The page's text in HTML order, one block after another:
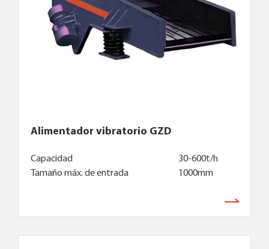
Alimentador vibratorio GZD
Capacidad
30-600t/h
Tamaño máx. de entrada
1000mm